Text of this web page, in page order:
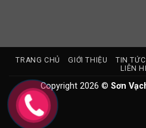
TRANG CHỦ GIỚI THIỆU TIN TỨC
LIÊN
Copyright 2026 © Sơn